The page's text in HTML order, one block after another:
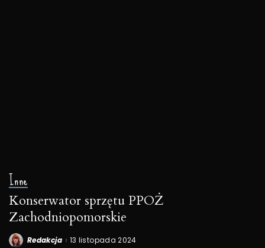
Inne
Konserwator sprzętu PPOŻ
Zachodniopomorskie
Posted
Redakcja 13 listopada 2024